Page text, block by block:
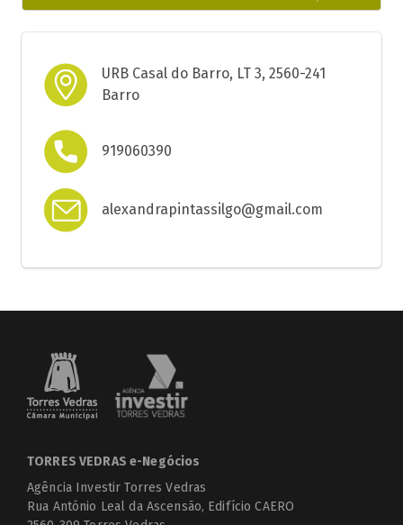
URB Casal do Barro, LT 3, 2560-241
Barro
919060390
alexandrapintassilgo@gmail.com
TORRES VEDRAS e-Negócios
Agência Investir Torres Vedras
Rua António Leal da Ascensão, Edifício CAERO